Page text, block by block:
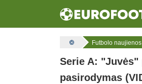
Futbolo naujienos
Serie A: "Juvės"
pasirodymas